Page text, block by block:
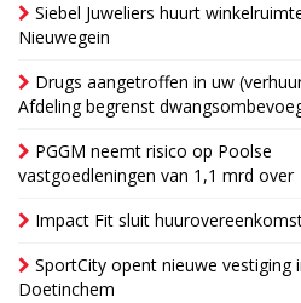
Siebel Juweliers huurt
Nieuwegein
Drugs aangetroffen in uw
Afdeling begrenst
PGGM neemt risico op Poolse
vastgoedleningen van 1,1 mrd over
Impact Fit sluit
SportCity opent nieuwe vestiging
Doetinchem